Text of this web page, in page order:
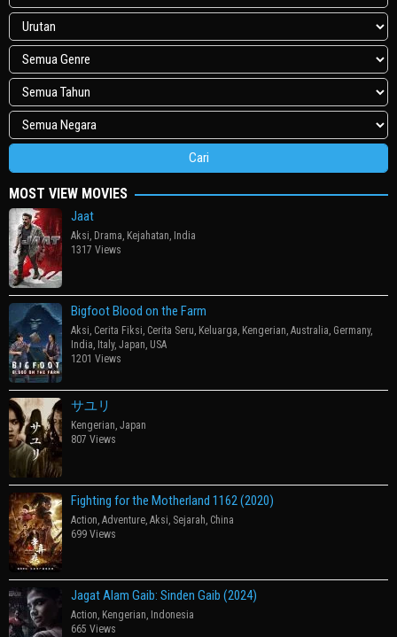
MOST VIEW MOVIES
Jaat
Aksi, Drama, Kejahatan, India
1317 Views
Bigfoot Blood on the Farm
Aksi, Cerita Fiksi, Cerita Seru, Keluarga, Kengerian, Australia, Germany,
India, Italy, Japan, USA
1201 Views
サユリ
Kengerian, Japan
807 Views
Fighting for the Motherland 1162 (2020)
Action, Adventure, Aksi, Sejarah, China
699 Views
Jagat Alam Gaib: Sinden Gaib (2024)
Action, Kengerian, Indonesia
665 Views